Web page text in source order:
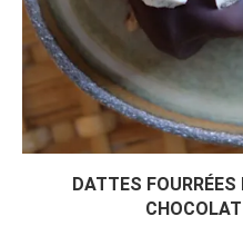
DATTES FOURRÉES